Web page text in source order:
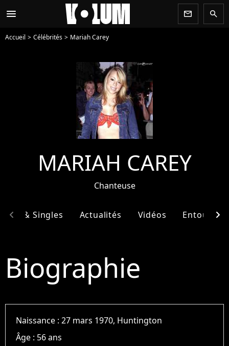
menu newsletter search
Accueil Célébrités Mariah Carey
MARIAH CAREY
Chanteuse
& Singles Actualités Vidéos Entourage
chevron_left chevron_right
Biographie
Naissance :27 mars 1970, Huntington
Âge : 56 ans